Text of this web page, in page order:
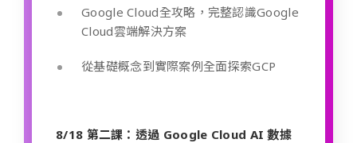
Google Cloud全攻略，完整認識Google
Cloud雲端解決方案
從基礎概念到實際案例全面探索GCP
8/18 第二課：透過 Google Cloud AI 數據